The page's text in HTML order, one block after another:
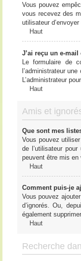
Vous pouvez
vous recevez des
utilisateur
Haut
J’ai reçu un e-
Le formulaire de
l’administrateur
L’administrateur
Haut
Amis et
Que sont mes
Vous pouvez
de l’utilisateur
peuvent être mis en
Haut
Comment puis-je
Vous pouvez
d’ignorés. Ou,
également
Haut
Recherche